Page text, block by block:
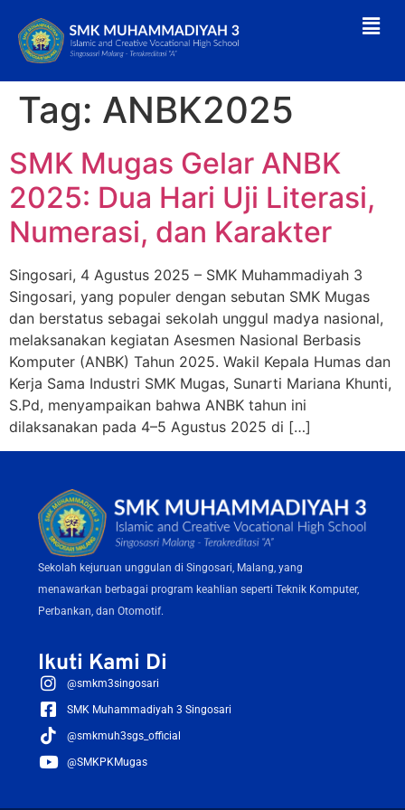
Tag: ANBK2025
SMK Mugas Gelar ANBK
2025: Dua Hari Uji Literasi,
Numerasi, dan Karakter
Singosari, 4 Agustus 2025 – SMK Muhammadiyah 3
Singosari, yang populer dengan sebutan SMK Mugas
dan berstatus sebagai sekolah unggul madya nasional,
melaksanakan kegiatan Asesmen Nasional Berbasis
Komputer (ANBK) Tahun 2025. Wakil Kepala Humas dan
Kerja Sama Industri SMK Mugas, Sunarti Mariana Khunti,
S.Pd, menyampaikan bahwa ANBK tahun ini
dilaksanakan pada 4–5 Agustus 2025 di […]
Sekolah kejuruan unggulan di Singosari, Malang, yang
menawarkan berbagai program keahlian seperti Teknik Komputer,
Perbankan, dan Otomotif.
Ikuti Kami Di
@smkm3singosari
SMK Muhammadiyah 3 Singosari
@smkmuh3sgs_official
@SMKPKMugas